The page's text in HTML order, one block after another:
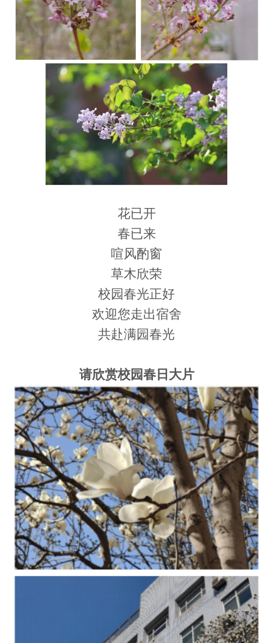
花已开
春已来
喧风酌窗
草木欣荣
校园春光正好
欢迎您走出宿舍
共赴满园春光
请欣赏校园春日大片